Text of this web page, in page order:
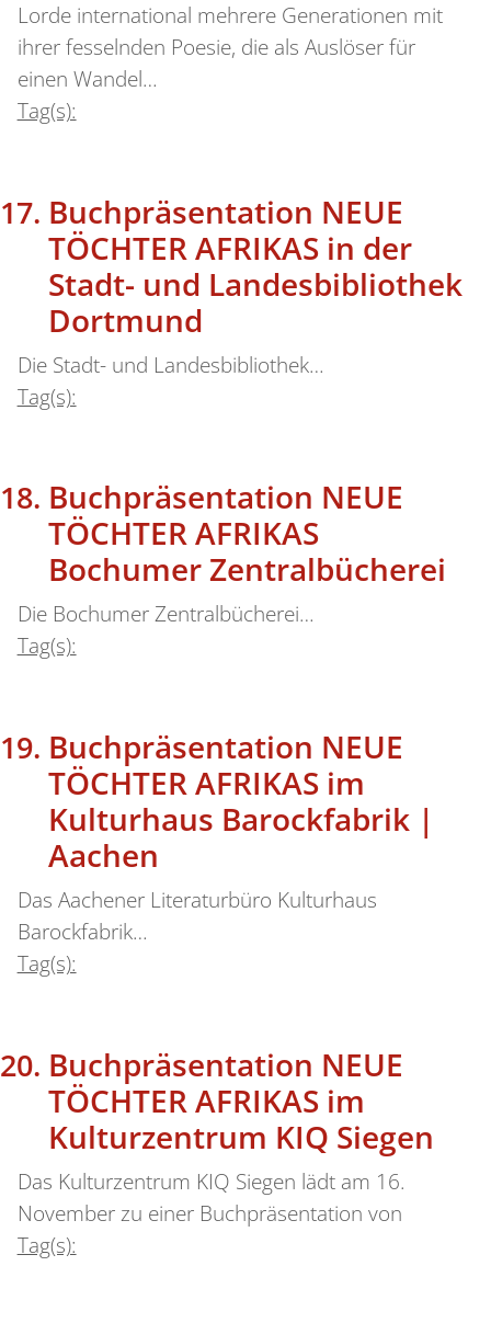
Lorde international mehrere Generationen mit
ihrer fesselnden Poesie, die als Auslöser für
einen Wandel…
Tag(s):
Buchpräsentation NEUE
TÖCHTER AFRIKAS in der
Stadt- und Landesbibliothek
Dortmund
Die Stadt- und Landesbibliothek…
Tag(s):
Buchpräsentation NEUE
TÖCHTER AFRIKAS
Bochumer Zentralbücherei
Die Bochumer Zentralbücherei…
Tag(s):
Buchpräsentation NEUE
TÖCHTER AFRIKAS im
Kulturhaus Barockfabrik |
Aachen
Das Aachener Literaturbüro Kulturhaus
Barockfabrik…
Tag(s):
Buchpräsentation NEUE
TÖCHTER AFRIKAS im
Kulturzentrum KIQ Siegen
Das Kulturzentrum KIQ Siegen lädt am 16.
November zu einer Buchpräsentation von
Tag(s):